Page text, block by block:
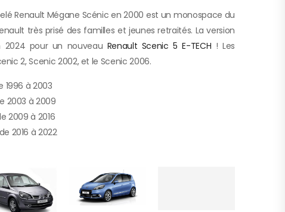
Renault Mégane Scénic en 2000 est un monospace du
très prisé des familles et jeunes retraités. La version
pour un nouveau Renault Scenic 5 E-TECH ! Les
2, Scenic 2002, et le Scenic 2006.
1996 à 2003
2003 à 2009
2009 à 2016
2016 à 2022